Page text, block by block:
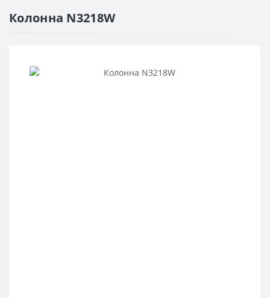
Колонна N3218W